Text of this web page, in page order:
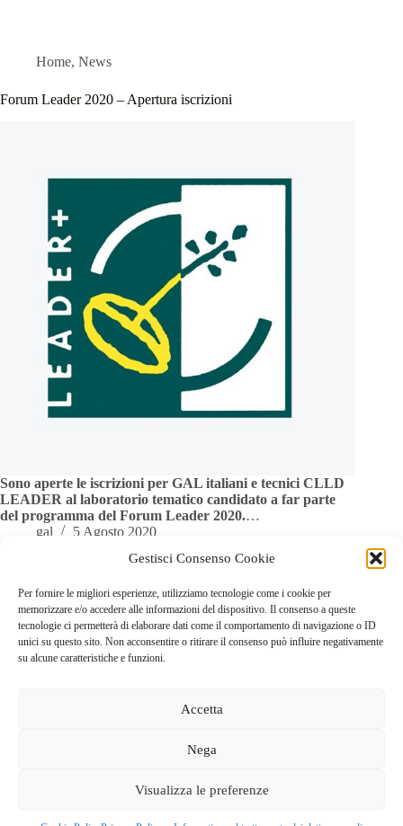
Gestisci Consenso Cookie
Per fornire le migliori esperienze, utilizziamo tecnologie come i cookie per
memorizzare e/o accedere alle informazioni del dispositivo. Il consenso a queste
tecnologie ci permetterà di elaborare dati come il comportamento di navigazione o ID
unici su questo sito. Non acconsentire o ritirare il consenso può influire negativamente
su alcune caratteristiche e funzioni.
Accetta
Nega
Visualizza le preferenze
Home, News
Forum Leader 2020 – Apertura iscrizioni
Sono aperte le iscrizioni per GAL italiani e tecnici CLLD
LEADER al laboratorio tematico candidato a far parte
del programma del Forum Leader 2020.…
gal
5 Agosto 2020
PREC SUCC
Via Valmarina, 25 – 24123Bergamo| C.F. 04240740169 –